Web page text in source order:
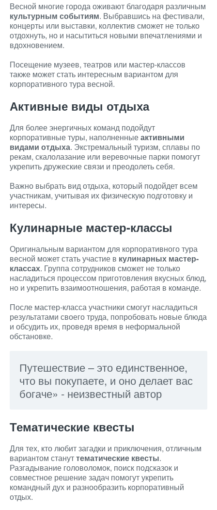
Весной многие города оживают благодаря различным
культурным событиям. Выбравшись на фестивали,
концерты или выставки, коллектив сможет не только
отдохнуть, но и насытиться новыми впечатлениями и
вдохновением.
Посещение музеев, театров или мастер-классов
также может стать интересным вариантом для
корпоративного тура весной.
Активные виды отдыха
Для более энергичных команд подойдут
корпоративные туры, наполненныеактивными
видами отдыха. Экстремальный туризм, сплавы по
рекам, скалолазание или веревочные парки помогут
укрепить дружеские связи и преодолеть себя.
Важно выбрать вид отдыха, который подойдет всем
участникам, учитывая их физическую подготовку и
интересы.
Кулинарные мастер-классы
Оригинальным вариантом для корпоративного тура
весной может стать участие в кулинарных мастер-
классах. Группа сотрудников сможет не только
насладиться процессом приготовления вкусных блюд,
но и укрепить взаимоотношения, работая в команде.
После мастер-класса участники смогут насладиться
результатами своего труда, попробовать новые блюда
и обсудить их, проведя время в неформальной
обстановке.
Путешествие – это единственное,
что вы покупаете, и оно делает вас
богаче» - неизвестный автор
Тематические квесты
Для тех, кто любит загадки и приключения, отличным
вариантом стануттематические квесты.
Разгадывание головоломок, поиск подсказок и
совместное решение задач помогут укрепить
командный дух и разнообразить корпоративный
отдых.